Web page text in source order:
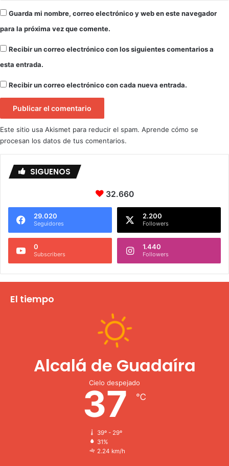
c
i
a
d
n
o
S
n
a
2
0
6
s
e
a
Guarda mi nombre, correo electrónico y web en este navegador
para la próxima vez que comente.
Recibir un correo electrónico con los siguientes comentarios a
esta entrada.
Recibir un correo electrónico con cada nueva entrada.
Este sitio usa Akismet para reducir el spam. Aprende cómo se
procesan los datos de tus comentarios.
SIGUENOS
32.660
29.020
Seguidores
2.200
Followers
0
Subscribers
1.440
Followers
El tiempo
Alcalá de Guadaíra
Cielo despejado
37 ℃
39º - 29º
31%
2.24 km/h